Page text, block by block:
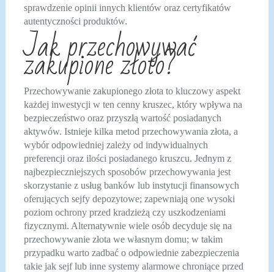
sprawdzenie opinii innych klientów oraz certyfikatów
autentyczności produktów.
Jak przechowywać
zakupione złoto?
Przechowywanie zakupionego złota to kluczowy aspekt
każdej inwestycji w ten cenny kruszec, który wpływa na
bezpieczeństwo oraz przyszłą wartość posiadanych
aktywów. Istnieje kilka metod przechowywania złota, a
wybór odpowiedniej zależy od indywidualnych
preferencji oraz ilości posiadanego kruszcu. Jednym z
najbezpieczniejszych sposobów przechowywania jest
skorzystanie z usług banków lub instytucji finansowych
oferujących sejfy depozytowe; zapewniają one wysoki
poziom ochrony przed kradzieżą czy uszkodzeniami
fizycznymi. Alternatywnie wiele osób decyduje się na
przechowywanie złota we własnym domu; w takim
przypadku warto zadbać o odpowiednie zabezpieczenia
takie jak sejf lub inne systemy alarmowe chroniące przed